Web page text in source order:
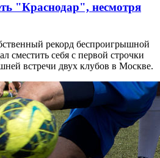
"Краснодар", несмотря
рекорд беспроигрышной
сместить себя с первой строчки
встречи двух клубов в Москве.